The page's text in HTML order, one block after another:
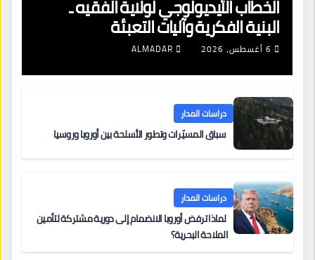
الخطاب الأيديولوجي لولاية الفقيه ـ
البنية الفكرية وآليات التعبئة
6 أغسطس، 2026 ALMADAR
دراسات المدار
سباق المسيّرات وتطور الأسلحة بين أوروبا وروسيا
دراسات المدار
لماذا ترفض أوروبا الانضمام إلى دورية مشتركة لتأمين
الملاحة البحرية؟